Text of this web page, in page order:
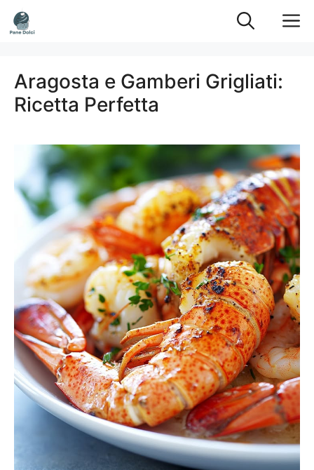
Vai
al
Aragosta e Gamberi Grigliati:
Ricetta Perfetta